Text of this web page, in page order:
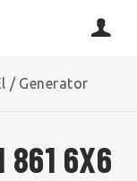
/ Generator
861 6X6